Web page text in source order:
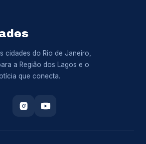
cidades do Rio de Janeiro,
a Região dos Lagos e o
que conecta.